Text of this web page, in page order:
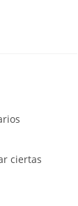
ciertas